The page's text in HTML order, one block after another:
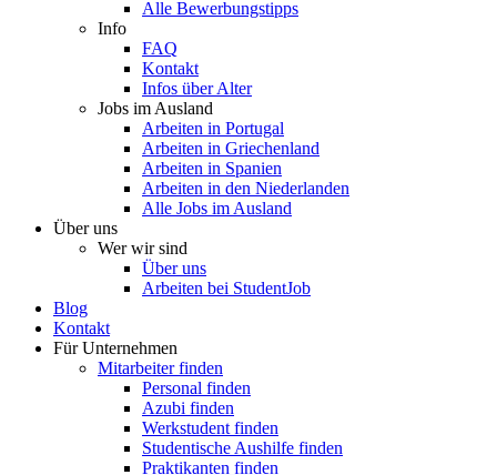
Alle Bewerbungstipps
Info
FAQ
Kontakt
Infos über Alter
Jobs im Ausland
Arbeiten in Portugal
Arbeiten in Griechenland
Arbeiten in Spanien
Arbeiten in den Niederlanden
Alle Jobs im Ausland
Über uns
Wer wir sind
Über uns
Arbeiten bei StudentJob
Blog
Kontakt
Für Unternehmen
Mitarbeiter finden
Personal finden
Azubi finden
Werkstudent finden
Studentische Aushilfe finden
Praktikanten finden